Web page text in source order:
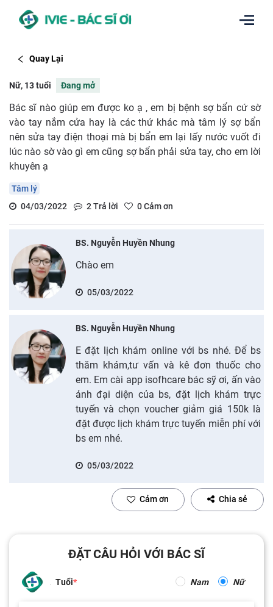
Quay Lại
Nữ, 13 tuổi Đang mở
Bác sĩ nào giúp em được ko ạ , em bị bệnh sợ bẩn cứ sờ
vào tay nắm cửa hay là các thứ khác mà tâm lý sợ bẩn
nên sửa tay điện thoại mà bị bẩn em lại lấy nước vuốt đi
lúc nào sờ vào gì em cũng sợ bẩn phải sửa tay, cho em lời
khuyên ạ
Tâm lý
04/03/2022
2Trả lời 0Cảm ơn
BS. Nguyễn Huyền Nhung
Chào em
05/03/2022
BS. Nguyễn Huyền Nhung
E đặt lịch khám online với bs nhé. Để bs
thăm khám,tư vấn và kê đơn thuốc cho
em. Em cài app isofhcare bác sỹ ơi, ấn vào
ảnh đại diện của bs, đặt lịch khám trực
tuyến và chọn voucher giảm giá 150k là
đặt được lịch khám trực tuyến miễn phí với
bs em nhé.
05/03/2022
Cảm ơn Chia sẻ
ĐẶT CÂU HỎI VỚI BÁC SĨ
Tuổi Nam Nữ